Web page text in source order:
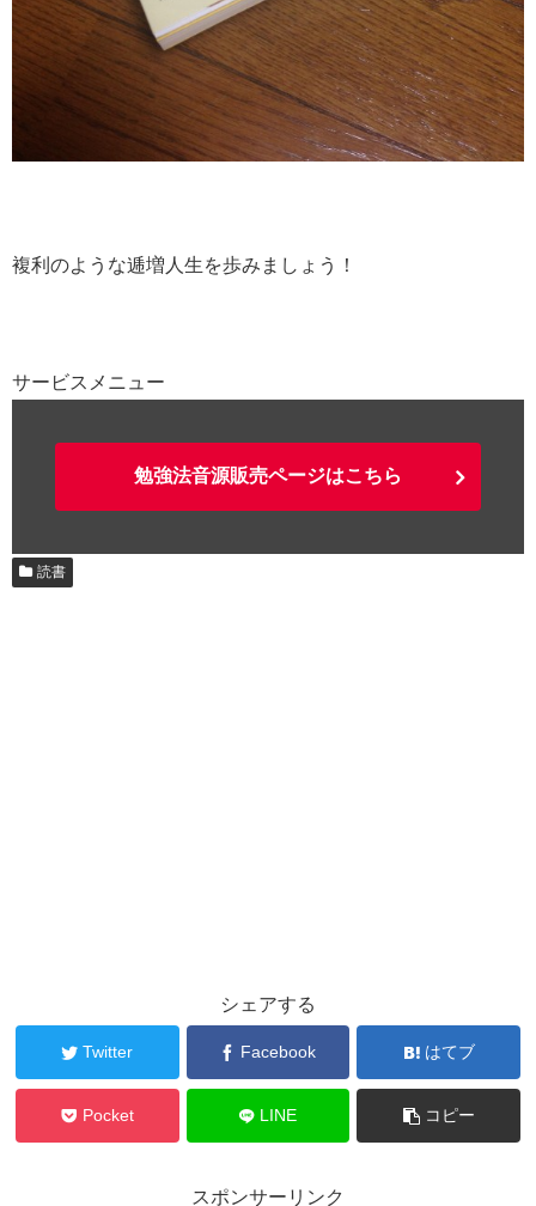
複利のような逓増人生を歩みましょう！
サービスメニュー
勉強法音源販売ページはこちら
読書
シェアする
Twitter Facebook はてブ
Pocket LINE コピー
スポンサーリンク